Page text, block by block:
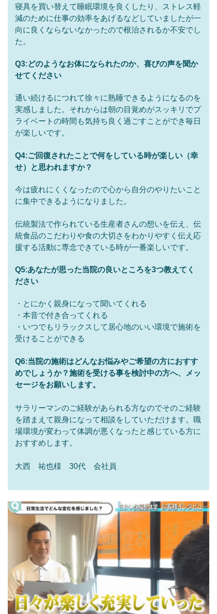
寝具を買い替えて睡眠環境を良くしたり、ストレス軽
減のために仕事の効率をあげるなどしていましたが一
向に良くならないなかったので根治されるか不安でし
た。
Q3:どのようなお体になられたのか、喜びの声を聞か
せてください
通い続けるにつれて徐々に熟睡できるようになるのを
実感しました。それからは朝の目覚めがスッキリでプ
ライベートの時間も気持ち良く過ごすことができ毎日
が楽しいです。
Q4:ご回復されたことで何をしている時が楽しい（幸
せ）と思われますか？
今は疲れにくくなったので心から自分のやりたいこと
に集中できるようになりました。
伝統製法で作られている生産者さんの想いを伝え、伝
統食品のこだわりや食の大切さをわかりやすく伝え応
援する活動に専念できている時が一番楽しいです。
Q5:あなたが思った当院の良いところを3つ教えてく
ださい
・とにかく親身になって聞いてくれる
・本音で付き合ってくれる
・いつでもリラックスして居心地のいい環境で施術を
受けることができる
Q6:当院の施術はどんなお悩みやご希望の方におすす
めでしょうか？施術を受ける事を検討中の方へ、メッ
セージをお願いします。
サラリーマンのご経験があられる方なのでそのご経験
を踏まえて親身になって相談をしていただけます。職
場環境が変わって体調が悪くなったと感じている方に
おすすめします。
大西 祐也様 30代 会社員